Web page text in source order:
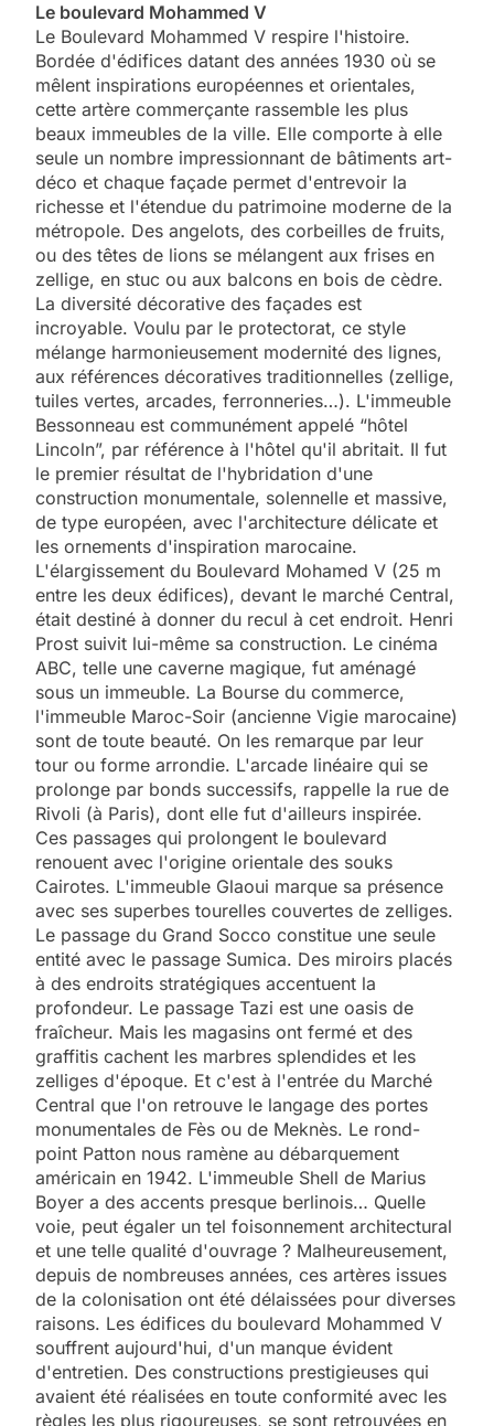
Le boulevard Mohammed V
Le Boulevard Mohammed V respire l'histoire.
Bordée d'édifices datant des années 1930 où se
mêlent inspirations européennes et orientales,
cette artère commerçante rassemble les plus
beaux immeubles de la ville. Elle comporte à elle
seule un nombre impressionnant de bâtiments art-
déco et chaque façade permet d'entrevoir la
richesse et l'étendue du patrimoine moderne de la
métropole. Des angelots, des corbeilles de fruits,
ou des têtes de lions se mélangent aux frises en
zellige, en stuc ou aux balcons en bois de cèdre.
La diversité décorative des façades est
incroyable. Voulu par le protectorat, ce style
mélange harmonieusement modernité des lignes,
aux références décoratives traditionnelles (zellige,
tuiles vertes, arcades, ferronneries…). L'immeuble
Bessonneau est communément appelé “hôtel
Lincoln”, par référence à l'hôtel qu'il abritait. Il fut
le premier résultat de l'hybridation d'une
construction monumentale, solennelle et massive,
de type européen, avec l'architecture délicate et
les ornements d'inspiration marocaine.
L'élargissement du Boulevard Mohamed V (25 m
entre les deux édifices), devant le marché Central,
était destiné à donner du recul à cet endroit. Henri
Prost suivit lui-même sa construction. Le cinéma
ABC, telle une caverne magique, fut aménagé
sous un immeuble. La Bourse du commerce,
l'immeuble Maroc-Soir (ancienne Vigie marocaine)
sont de toute beauté. On les remarque par leur
tour ou forme arrondie. L'arcade linéaire qui se
prolonge par bonds successifs, rappelle la rue de
Rivoli (à Paris), dont elle fut d'ailleurs inspirée.
Ces passages qui prolongent le boulevard
renouent avec l'origine orientale des souks
Cairotes. L'immeuble Glaoui marque sa présence
avec ses superbes tourelles couvertes de zelliges.
Le passage du Grand Socco constitue une seule
entité avec le passage Sumica. Des miroirs placés
à des endroits stratégiques accentuent la
profondeur. Le passage Tazi est une oasis de
fraîcheur. Mais les magasins ont fermé et des
graffitis cachent les marbres splendides et les
zelliges d'époque. Et c'est à l'entrée du Marché
Central que l'on retrouve le langage des portes
monumentales de Fès ou de Meknès. Le rond-
point Patton nous ramène au débarquement
américain en 1942. L'immeuble Shell de Marius
Boyer a des accents presque berlinois… Quelle
voie, peut égaler un tel foisonnement architectural
et une telle qualité d'ouvrage ? Malheureusement,
depuis de nombreuses années, ces artères issues
de la colonisation ont été délaissées pour diverses
raisons. Les édifices du boulevard Mohammed V
souffrent aujourd'hui, d'un manque évident
d'entretien. Des constructions prestigieuses qui
avaient été réalisées en toute conformité avec les
règles les plus rigoureuses, se sont retrouvées en